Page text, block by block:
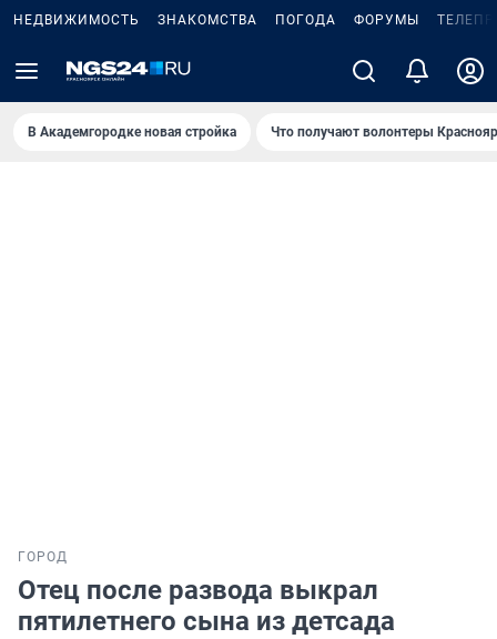
НЕДВИЖИМОСТЬ ЗНАКОМСТВА ПОГОДА ФОРУМЫ
В Академгородке новая стройка Что получают волонтеры
ГОРОД
Отец после развода выкрал
пятилетнего сына из детсада